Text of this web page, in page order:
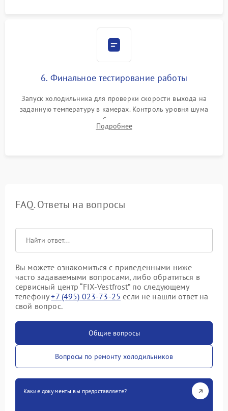
6. Финальное тестирование работы
Запуск холодильника для проверки скорости выхода на
заданную температуру в камерах. Контроль уровня шума
компрессора, отсутствия обмерзания стенок и корректного
срабатывания системы автоматической оттайки.
Подробнее
FAQ. Ответы на вопросы
Вы можете ознакомиться с приведенными ниже
часто задаваемыми вопросами, либо обратиться в
сервисный центр “FIX-Vestfrost” по следующему
телефону+7 (495) 023-73-25 если не нашли ответ на
свой вопрос.
Общие вопросы
Вопросы по ремонту холодильников
Какие документы вы предоставляете?